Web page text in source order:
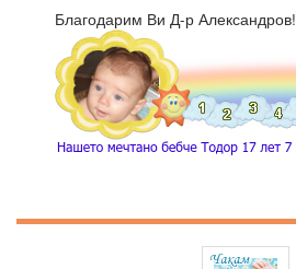
Благодарим Ви Д-р Александров!